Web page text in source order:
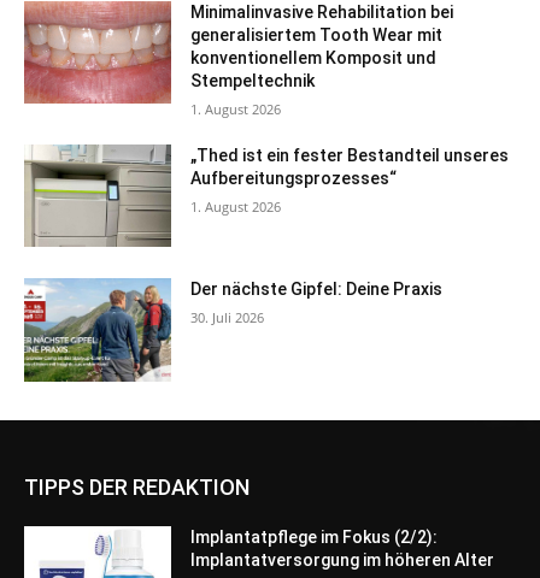
Minimalinvasive Rehabilitation bei
generalisiertem Tooth Wear mit
konventionellem Komposit und
Stempeltechnik
1. August 2026
„Thed ist ein fester Bestandteil unseres
Aufbereitungsprozesses“
1. August 2026
Der nächste Gipfel: Deine Praxis
30. Juli 2026
TIPPS DER REDAKTION
Implantatpflege im Fokus (2/2):
Implantatversorgung im höheren Alter